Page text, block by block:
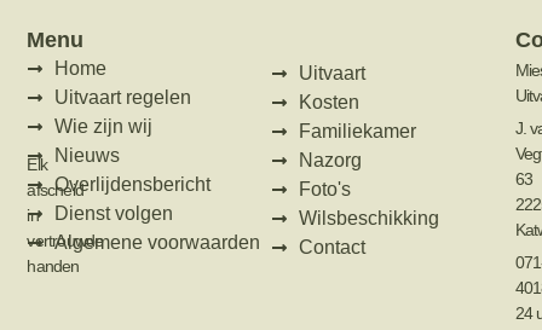
Elk
afscheid
in
vertrouwde
handen
Menu
Home
Uitvaart regelen
Wie zijn wij
Nieuws
Overlijdensbericht
Dienst volgen
Algemene voorwaarden
Uitvaart
Kosten
Familiekamer
Nazorg
Foto's
Wilsbeschikking
Contact
J.
63
24